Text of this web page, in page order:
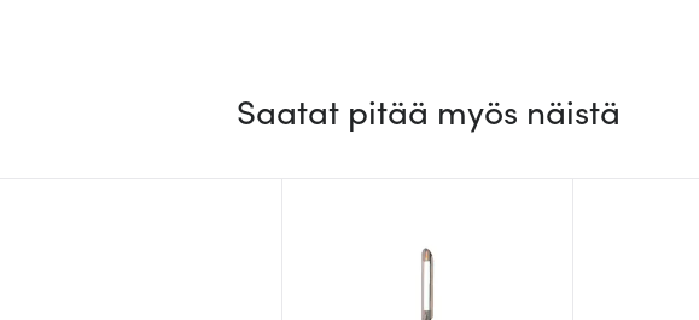
Saatat pitää myös näistä